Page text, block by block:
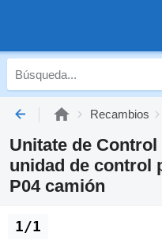
Recambios
Unitate de
unidad de control
P04 camión
1/1